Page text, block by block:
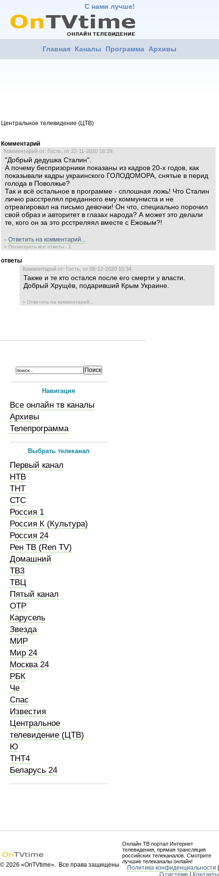
С нами лучше!
Главная Каналы Программа Архивы
Центральное телевидение (ЦТВ)
Комментарий
Комментарий от: Гость, от 22-11-2020 18:29,
"Добрый дедушка Сталин".
А почему беспризорники показаны из кадров 20-х годов, как
показывали кадры украинского ГОЛОДОМОРА, снятые в перид
голода в Поволжье?
Так и всё остальное в программе - сплошная ложь! Что Сталин
лично расстрелял преданного ему коммунмста и не
отреагировал на письмо девочки! Он что, специально порочил
свой образ и авторитет в глазах народа? А может это делали
те, кого он за это рсстреляял вместе с Ежовым?!
» Ответить на комментарий...
» Посмотреть все ответы - 1
ответы
Комментарий от: Гость, от 08-12-2020 15:34,
Также и те кто остался после его смерти у власти.
Добрый Хрущёв, подаривший Крым Украине.
» Ответить на комментарий...
Навигация
Все онлайн тв каналы
Архивы
Телепрограмма
Выбрать телеканал
Первый канал
НТВ
ТНТ
СТС
Россия 1
Россия К (Культура)
Россия 24
Рен ТВ (Ren TV)
Домашний
ТВ3
ТВЦ
Пятый канал
ОТР
Карусель
Звезда
МИР
Мир 24
Москва 24
РБК
Че
Спас
Известия
Центральное
телевидение (ЦТВ)
Ю
ТНТ4
Беларусь 24
© 2026 «OnTVtime». Все права защищены.
Онлайн ТВ портал Интернет
телевидения, прямая трансляция
российских телеканалов. Смотрите
лучшие телеканалы онлайн!
Политика конфиденциальности
О системе
Контакты